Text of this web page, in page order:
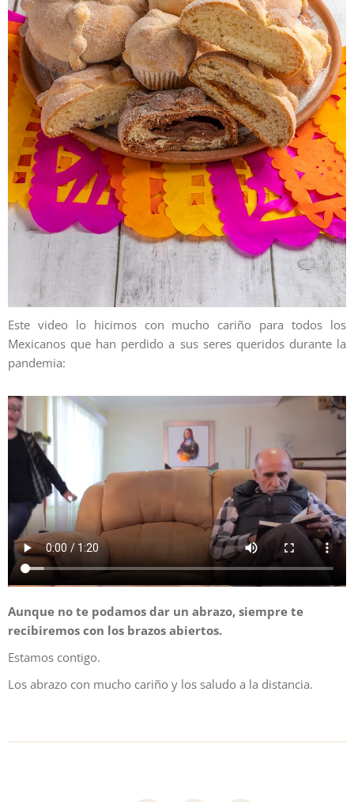
Este video lo hicimos con mucho cariño para todos los
Mexicanos que han perdido a sus seres queridos durante la
pandemia:
Aunque no te podamos dar un abrazo, siempre te
recibiremos con los brazos abiertos.
Estamos contigo.
Los abrazo con mucho cariño y los saludo a la distancia.